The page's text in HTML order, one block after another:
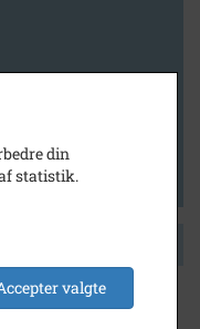
din
statistik.
valgte